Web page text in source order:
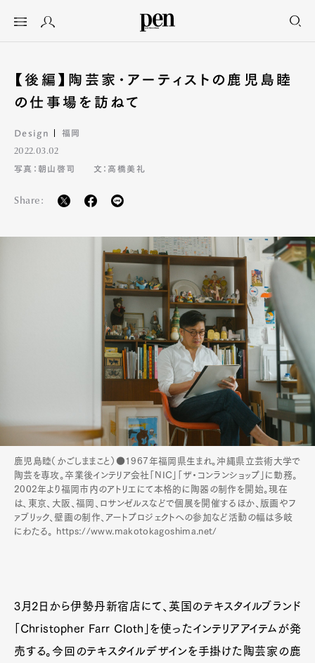
【後編】陶芸家･アーティストの鹿児島睦
の仕事場を訪ねて
Design 福岡
2022.03.02
写真：朝山啓司
文：高橋美礼
Share:
鹿児島睦（かごしままこと）●1967年福岡県生まれ。沖縄県立芸術大学で
陶芸を専攻。卒業後インテリア会社「NIC」「ザ・コンランショップ」に勤務。
2002年より福岡市内のアトリエにて本格的に陶器の制作を開始。現在
は、東京、大阪、福岡、ロサンゼルスなどで個展を開催するほか、版画やフ
ァブリック、壁画の制作、アートプロジェクトへの参加など活動の幅は多岐
にわたる。 https://www.makotokagoshima.net/
3月2日から伊勢丹新宿店にて、英国のテキスタイルブランド
「Christopher Farr Cloth」を使ったインテリアアイテムが発
売する。今回のテキスタイルデザインを手掛けた陶芸家の鹿